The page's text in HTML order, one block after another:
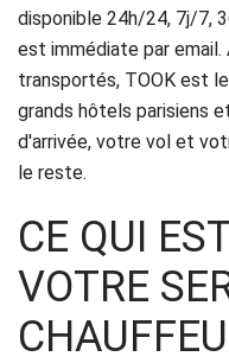
disponible 24h/24, 7j/7,
est immédiate par
transportés, TOOK est
grands hôtels parisiens
d'arrivée, votre vol et
le reste.
CE QUI
VOTRE